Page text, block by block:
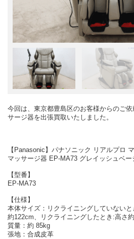
今回は、東京都豊島区のお客様からのご
サージ器を出張買取いたしました。
【Panasonic】パナソニック リアルプロ
マッサージ器 EP-MA73 グレイッシュベー
【型番】
EP-MA73
【仕様】
本体サイズ：リクライニングしていない
約122cm、リクライニングしたとき:高さ
質量：約 85kg
張地：合成皮革